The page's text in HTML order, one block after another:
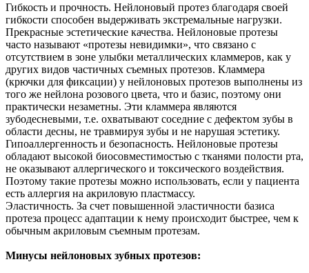
Гибкость и прочность. Нейлоновый протез благодаря своей
гибкости способен выдерживать экстремальные нагрузки.
Прекрасные эстетические качества. Нейлоновые протезы
часто называют «протезы невидимки», что связано с
отсутствием в зоне улыбки металлических кламмеров, как у
других видов частичных съемных протезов. Кламмера
(крючки для фиксации) у нейлоновых протезов выполнены из
того же нейлона розового цвета, что и базис, поэтому они
практически незаметны. Эти кламмера являются
зубодесневыми, т.е. охватывают соседние с дефектом зубы в
области десны, не травмируя зубы и не нарушая эстетику.
Гипоаллергенность и безопасность. Нейлоновые протезы
обладают высокой биосовместимостью с тканями полости рта,
не оказывают аллергического и токсического воздействия.
Поэтому такие протезы можно использовать, если у пациента
есть аллергия на акриловую пластмассу.
Эластичность. За счет повышенной эластичности базиса
протеза процесс адаптации к нему происходит быстрее, чем к
обычным акриловым съемным протезам.
Минусы нейлоновых зубных протезов: